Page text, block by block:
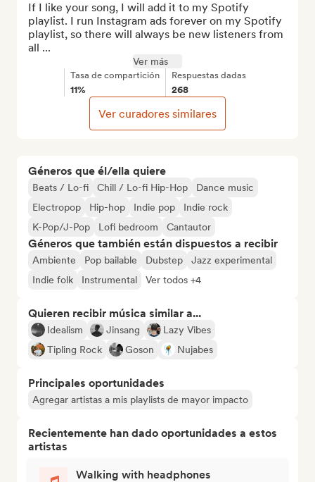
Géneros que él/ella quiere
Beats / Lo-fi Chill / Lo-fi Hip-Hop
Dance music
Electropop
Hip-hop Indie pop
Indie rock
K-Pop/J-Pop
Lofi bedroom Cantautor
Géneros que también están dispuestos a recibir
Ambiente Pop bailable Dubstep
Jazz experimental
Indie folk
Instrumental Ver todos +4
Quieren recibir música similar a...
Idealism Jinsang
Lazy Vibes
Tipling Rock
Goson Nujabes
Principales oportunidades
Agregar artistas a mis playlists de mayor impacto
Recientemente han dado oportunidades a estos
artistas
Walking with headphones
If I like your song, I will add it to my Spotify
playlist. I run Instagram ads forever on my Spotify
playlist, so there will always be new listeners from
all ...
Ver más
Tasa de compartición
11%
Respuestas dadas
268
Ver curadores similares